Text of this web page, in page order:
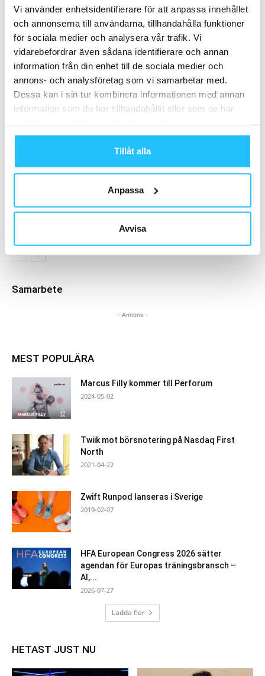
Vi använder enhetsidentifierare för att anpassa innehållet
och annonserna till användarna, tillhandahålla funktioner
för sociala medier och analysera vår trafik. Vi
vidarebefordrar även sådana identifierare och annan
information från din enhet till de sociala medier och
annons- och analysföretag som vi samarbetar med.
Dessa kan i sin tur kombinera informationen med annan
information som du har tillhandahållit eller som de har
Tillåt alla
Anpassa
Avvisa
Relaterade artiklar Mer av samma författare
Business
Fitness Brands samlar verksamheten i
ny miljöcertifierad anläggning i
Västerås
Business
Frölunda Indians förlänger samarbetet
med Fitness Brands
Samarbete
- Annons -
MEST POPULÄRA
Marcus Filly kommer till Perforum
2024-05-02
Twiik mot börsnotering på Nasdaq First
North
2021-04-22
Zwift Runpod lanseras i Sverige
2019-02-07
HFA European Congress 2026 sätter
agendan för Europas träningsbransch –
AI,...
2026-07-27
Ladda fler
HETAST JUST NU